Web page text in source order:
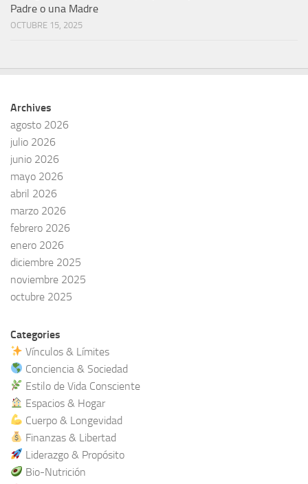
Padre o una Madre
OCTUBRE 15, 2025
Archives
agosto 2026
julio 2026
junio 2026
mayo 2026
abril 2026
marzo 2026
febrero 2026
enero 2026
diciembre 2025
noviembre 2025
octubre 2025
Categories
Vínculos & Límites
Conciencia & Sociedad
Estilo de Vida Consciente
Espacios & Hogar
Cuerpo & Longevidad
Finanzas & Libertad
Liderazgo & Propósito
Bio-Nutrición